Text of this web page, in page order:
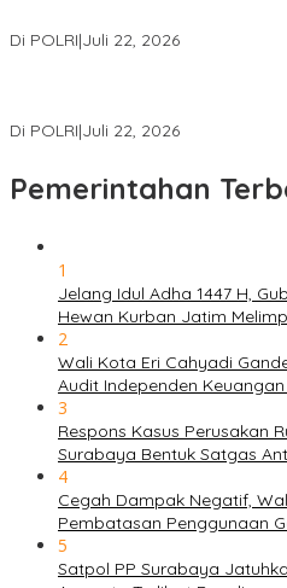
Di POLRI|Juli 22, 2026
Di POLRI|Juli 22, 2026
Pemerintahan
1
Jelang Idul Adha 1447 H,
Hewan Kurban Jatim
2
Wali Kota Eri Cahyadi
Audit Independen Keuangan
3
Respons Kasus Perusakan
Surabaya Bentuk Satgas
4
Cegah Dampak Negatif,
Pembatasan Penggunaan
5
Satpol PP Surabaya